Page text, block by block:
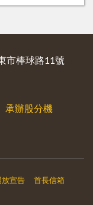
市棒球路11號
承辦股分機
放宣告 首長信箱